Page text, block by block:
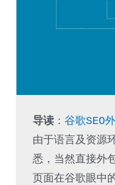
导读： 谷歌SEO
由于语言及资源
悉，当然直接外
页面在谷歌眼中